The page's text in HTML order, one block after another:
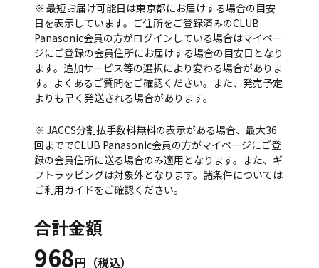
※ 最短お届け可能日は東京都にお届けする場合の目安
日を表示しています。ご住所をご登録済みのCLUB
Panasonic会員の方がログインしている場合はマイペー
ジにご登録の会員住所にお届けする場合の目安日となり
ます。追加サービス等の選択により変わる場合がありま
す。 よくあるご質問をご確認ください。また、発売予定
よりも早く発送される場合があります。
※ JACCS分割払手数料無料の表示がある場合、最大36
回まででCLUB Panasonic会員の方がマイページにご登
録の会員住所に送る場合のみ適用となります。また、ギ
フトラッピングは対象外となります。諸条件については
ご利用ガイドをご確認ください。
合計金額
968円（税込）